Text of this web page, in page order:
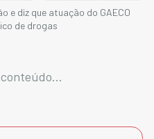
e diz que atuação do GAECO
de drogas